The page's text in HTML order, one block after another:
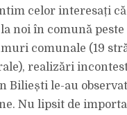
celor interesați
noi în comună peste
comunale (19
realizări
Biliești le-au
Nu lipsit de